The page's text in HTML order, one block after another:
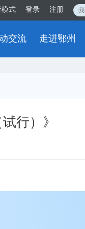
模式 登录 注册
交流 走进鄂州
行）》